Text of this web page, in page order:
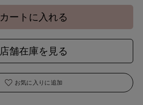
カートに入れる
店舗在庫を見る
お気に入りに追加